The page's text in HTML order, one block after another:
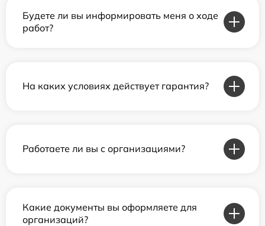
Будете ли вы информировать меня о ходе
работ?
На каких условиях действует гарантия?
Работаете ли вы с организациями?
Какие документы вы оформляете для
организаций?